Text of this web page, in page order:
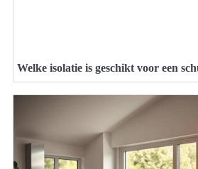
Welke isolatie is geschikt voor een